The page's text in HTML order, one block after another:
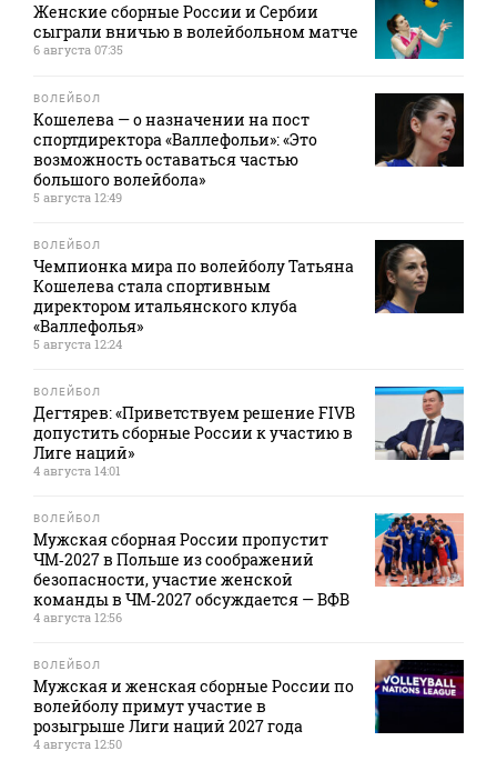
Женские сборные России и Сербии
сыграли вничью в волейбольном матче
6 августа 07:35
ВОЛЕЙБОЛ
Кошелева — о назначении на пост
спортдиректора «Валлефольи»: «Это
возможность оставаться частью
большого волейбола»
5 августа 12:49
ВОЛЕЙБОЛ
Чемпионка мира по волейболу Татьяна
Кошелева стала спортивным
директором итальянского клуба
«Валлефолья»
5 августа 12:24
ВОЛЕЙБОЛ
Дегтярев: «Приветствуем решение FIVB
допустить сборные России к участию в
Лиге наций»
4 августа 14:01
ВОЛЕЙБОЛ
Мужская сборная России пропустит
ЧМ‑2027 в Польше из соображений
безопасности, участие женской
команды в ЧМ‑2027 обсуждается — ВФВ
4 августа 12:56
ВОЛЕЙБОЛ
Мужская и женская сборные России по
волейболу примут участие в
розыгрыше Лиги наций 2027 года
4 августа 12:50